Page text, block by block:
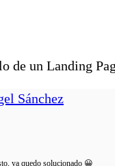
de un Landing
Sánchez
ya quedo solucionado 😀